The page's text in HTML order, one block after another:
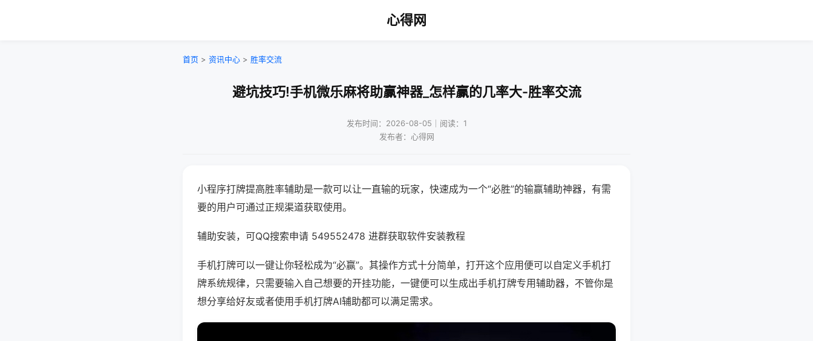
心得网
首页 > 资讯中心 > 胜率交流
避坑技巧!手机微乐麻将助赢神器_怎样赢的几率大-胜率交流
发布时间：2026-08-05｜阅读：1
发布者：心得网
小程序打牌提高胜率辅助是一款可以让一直输的玩家，快速成为一个“必胜”的输赢辅助神器，有需
要的用户可通过正规渠道获取使用。
辅助安装，可QQ搜索申请 549552478 进群获取软件安装教程
手机打牌可以一键让你轻松成为“必赢”。其操作方式十分简单，打开这个应用便可以自定义手机打
牌系统规律，只需要输入自己想要的开挂功能，一键便可以生成出手机打牌专用辅助器，不管你是
想分享给好友或者使用手机打牌AI辅助都可以满足需求。